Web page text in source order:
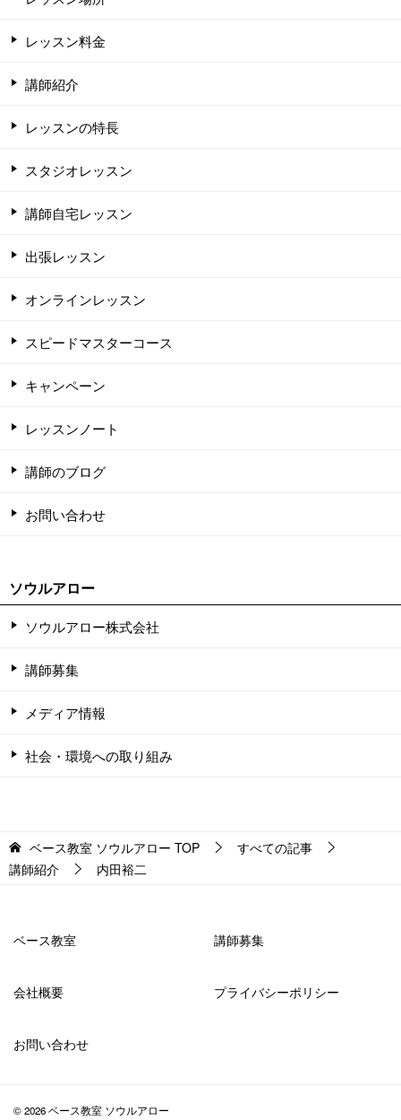
レッスン料金
講師紹介
レッスンの特長
スタジオレッスン
講師自宅レッスン
出張レッスン
オンラインレッスン
スピードマスターコース
キャンペーン
レッスンノート
講師のブログ
お問い合わせ
ソウルアロー
ソウルアロー株式会社
講師募集
メディア情報
社会・環境への取り組み
ベース教室 ソウルアロー TOP
すべての記事
講師紹介
内田裕二
ベース教室 講師募集
会社概要 プライバシーポリシー
お問い合わせ
© 2026 ベース教室 ソウルアロー